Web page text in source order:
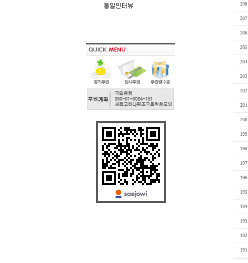
208
207
206
205
204
203
202
201
200
199
198
197
196
195
194
193
192
191